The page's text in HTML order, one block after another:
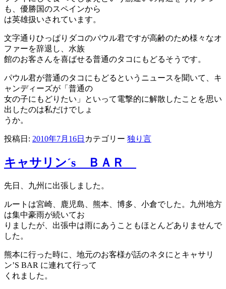
も、優勝国のスペインから
は英雄扱いされています。
文字通りひっぱりダコのパウル君ですが高齢のため様々なオ
ファーを辞退し、水族
館のお客さんを喜ばせる普通のタコにもどるそうです。
パウル君が普通のタコにもどるというニュースを聞いて、キ
ャンディーズが「普通の
女の子にもどりたい」といって電撃的に解散したことを思い
出したのは私だけでしょ
うか。
投稿日: 2010年7月16日 カテゴリー 独り言
キャサリン´s ＢＡＲ
先日、九州に出張しました。
ルートは宮崎、鹿児島、熊本、博多、小倉でした。九州地方
は集中豪雨が続いてお
りましたが、出張中は雨にあうこともほとんどありませんで
した。
熊本に行った時に、地元のお客様が話のネタにとキャサリ
ン’S BAR に連れて行って
くれました。